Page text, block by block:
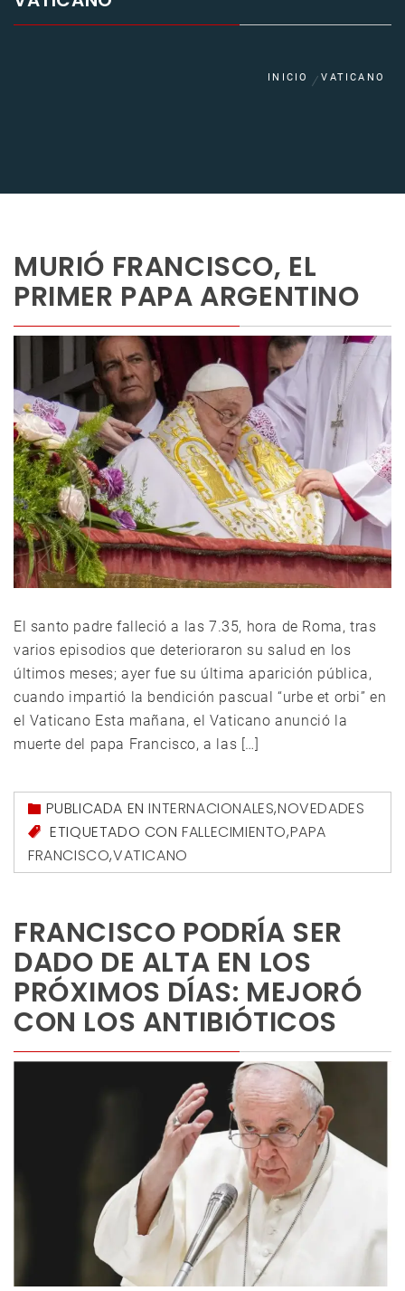
INICIO VATICANO
MURIÓ FRANCISCO, EL
PRIMER PAPA ARGENTINO
El santo padre falleció a las 7.35, hora de Roma, tras
varios episodios que deterioraron su salud en los
últimos meses; ayer fue su última aparición pública,
cuando impartió la bendición pascual “urbe et orbi” en
el Vaticano Esta mañana, el Vaticano anunció la
muerte del papa Francisco, a las […]
PUBLICADA ENINTERNACIONALES,NOVEDADES
ETIQUETADO CONFALLECIMIENTO,PAPA
FRANCISCO,VATICANO
FRANCISCO PODRÍA SER
DADO DE ALTA EN LOS
PRÓXIMOS DÍAS: MEJORÓ
CON LOS ANTIBIÓTICOS